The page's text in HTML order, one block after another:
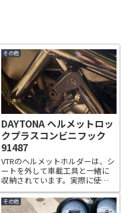
その他
DAYTONA ヘルメットロッ
クプラスコンビニフック
91487
VTRのヘルメットホルダーは、シ
ートを外して車載工具と一緒に
収納されています。実際に使っ
てみると凄く面倒いです。そこ
で、過去のバイクで購入して使
用していたヘルメットロックと
その他